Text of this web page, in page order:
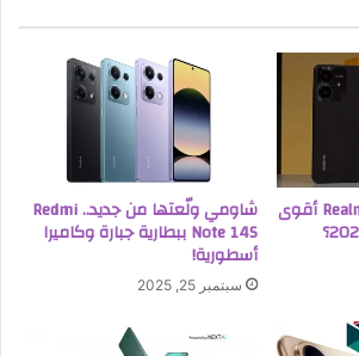
من الآخر.. Realme Note 60x أقوى شاومي ولّعتها من جديد.. Redmi
Note 14S ببطارية جبارة وكاميرا
أسطورية!
سبتمبر 25, 2025